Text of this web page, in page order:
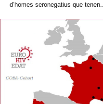
d’homes seronegatius que tenen...